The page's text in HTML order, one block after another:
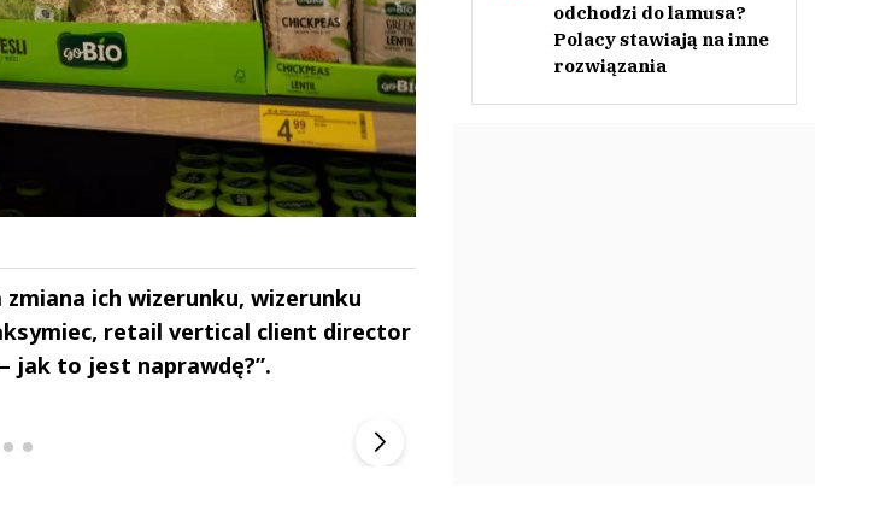
ich wizerunku, wizerunku
retail vertical client director
jak to jest naprawdę?”.
FineDiningWeek
odchodzi do lamusa?
Polacy stawiają na inne
rozwiązania